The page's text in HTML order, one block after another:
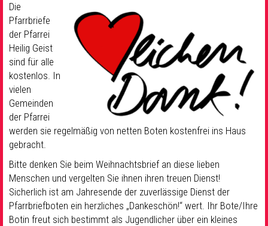
Sakramente & Feste
Gemeinschaft & Soziales
Musik& Kultur
Seelsorge & Kontakt
Die
Pfarrbriefe
der Pfarrei
Heilig Geist
sind für alle
kostenlos. In
vielen
Gemeinden
der Pfarrei
werden sie regelmäßig von netten Boten kostenfrei ins Haus
gebracht.
Bitte denken Sie beim Weihnachtsbrief an diese lieben
Menschen und vergelten Sie ihnen ihren treuen Dienst!
Sicherlich ist am Jahresende der zuverlässige Dienst der
Pfarrbriefboten ein herzliches „Dankeschön!“ wert. Ihr Bote/Ihre
Botin freut sich bestimmt als Jugendlicher über ein kleines